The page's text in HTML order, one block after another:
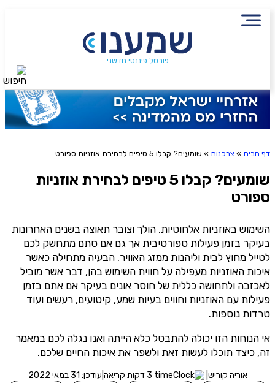
פורטל פיננסי חדשני
דף הבית » צרכנות » שומעים? קבלו 5 טיפים לבחירת אוזניות ספורט
שומעים? קבלו 5 טיפים לבחירת אוזניות
ספורט
השימוש באוזניות אלחוטיות, הולך וצובר תאוצה בשנים האחרונות
בעיקר בזמן פעילות ספורטיבית אך גם אם סתם מתחשק לכם
לטייל מחוץ לבית וליהנות ממזג האוויר. הבעיה מתחילה כאשר
איכות האוזניות מעפילה על חווית השימוש בהן, דבר אשר מוביל
לאכזבה ולתחושה כללית של חוסר אונים בעיקר אם אתם בזמן
פעילות עם האוזניות וחווים בעיות שמע, קיטועים, רעשים ועוד
טרדות נוספות.
אי הנוחות הזו יכולה להתבטל כלא הייתה ואנו נגלה לכם במאמר
זה, כיצד תוכלו לעשות זאת ולשפר את איכות החיים שלכם.
אוריה קוריש | עודכן: 31 במאי 2022
הירשמו לניוזלטר שמענו ותיהנו
אני מסכימ/ה לקבלת תוכן, דברי פרסומת או עדכונים
מהחברה או מצדדים שלישיים הדוא"ל, מסרונים או טלפון
שכר ב-6 השנים האחרונות
שילמת מס הכנסה ב-6 השנים האחרונות?
משכת כספים מקרן פנסיה, גמל או השתלמות?
אני מאשר שקראתי את תנאי השימוש והפרטיות ואני מסכים להם, וכי
פרטיי ישמש לקבלת פניות, הצעות שיווקיות מאיתנו או מצדדים שלישיים, לרבות
בנוגע לתוכניות ביטוח או מוצרים פנסיוניים
מסכימ/ה לקבלת תוכן, דברי פרסומת או עדכונים מהחברה באמצעות
דוא"ל, SMS או טלפון
שלח לבדיקת זכאות
חיפוש